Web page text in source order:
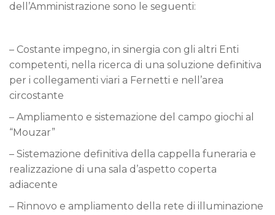
dell’Amministrazione sono le seguenti:
– Costante impegno, in sinergia con gli altri Enti
competenti, nella ricerca di una soluzione definitiva
per i collegamenti viari a Fernetti e nell’area
circostante
– Ampliamento e sistemazione del campo giochi al
“Mouzar”
– Sistemazione definitiva della cappella funeraria e
realizzazione di una sala d’aspetto coperta
adiacente
– Rinnovo e ampliamento della rete di illuminazione